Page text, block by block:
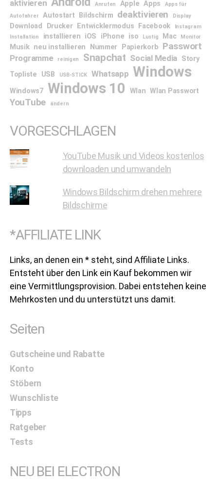
aktivieren Anrufen Apple Apps
Apps für
Autofahrer
Autostart Bildschirm deaktivieren Display
Download Drucker Entwicklermodus Facebook
Instagram
Installation
installieren iOS iPhone iso Lustig Mac Monitor
Musik neu installieren Nummer Papierkorb Passwort
Programme reinigen Snapchat Social Media Story
Topliste
USB USB-STICK Whatsapp Windows
Windows7 Windows 10 Wlan Wlan Passwort
YouTube ändern
VORGESCHLAGEN
YouTube Musik und Videos kostenlos
downloaden und umwandeln
Windows Bildschirm drehen mehrere
Bildschirme
*AFFILIATE LINK
Links, an denen ein * steht, sind Affiliate Links.
Entsteht über den Link ein Kauf bekommen wir
eine Vermittlungsprovision. Dabei entstehen keine
Mehrkosten und du unterstützt uns damit.
Seiten
Gutscheine und Rabatte
Konto
Stöbern
Wunschliste
Tipps
Ratgeber
Tests
NEU BEI ELECTRON